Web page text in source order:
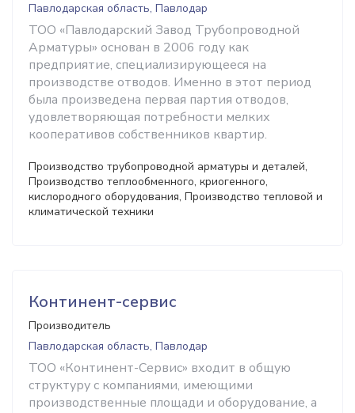
Павлодарская область, Павлодар
ТОО «Павлодарский Завод Трубопроводной
Арматуры» основан в 2006 году как
предприятие, специализирующееся на
производстве отводов. Именно в этот период
была произведена первая партия отводов,
удовлетворяющая потребности мелких
кооперативов собственников квартир.
Производство трубопроводной арматуры и деталей,
Производство теплообменного, криогенного,
кислородного оборудования, Производство тепловой и
климатической техники
Континент-сервис
Производитель
Павлодарская область, Павлодар
ТОО «Континент-Сервис» входит в общую
структуру с компаниями, имеющими
производственные площади и оборудование, а